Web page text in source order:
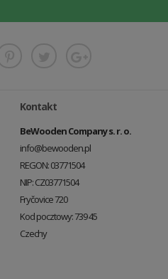
Kontakt
BeWooden Company s. r. o.
info@bewooden.pl
REGON: 03771504
NIP: CZ03771504
Fryčovice 720
Kod pocztowy: 739 45
Czechy